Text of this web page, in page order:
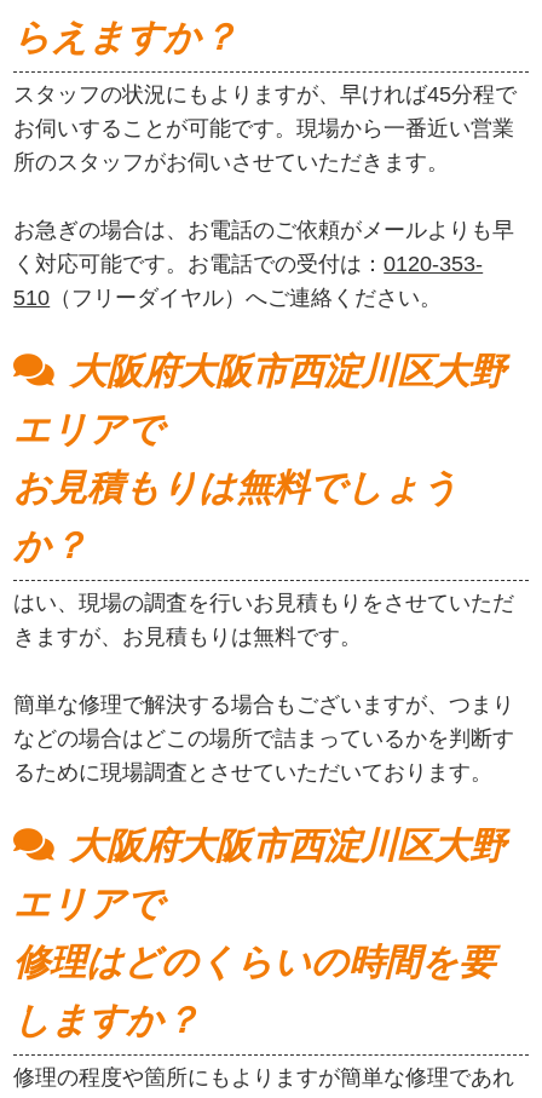
らえますか？
スタッフの状況にもよりますが、早ければ45分程で
お伺いすることが可能です。現場から一番近い営業
所のスタッフがお伺いさせていただきます。
お急ぎの場合は、お電話のご依頼がメールよりも早
く対応可能です。お電話での受付は：0120-353-
510 （フリーダイヤル）へご連絡ください。
大阪府大阪市西淀川区大野
エリアで
お見積もりは無料でしょう
か？
はい、現場の調査を行いお見積もりをさせていただ
きますが、お見積もりは無料です。
簡単な修理で解決する場合もございますが、つまり
などの場合はどこの場所で詰まっているかを判断す
るために現場調査とさせていただいております。
大阪府大阪市西淀川区大野
エリアで
修理はどのくらいの時間を要
しますか？
修理の程度や箇所にもよりますが簡単な修理であれ